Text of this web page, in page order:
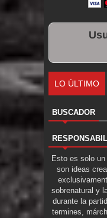
LO ÚLTIMO
BUSCADOR
Esto es solo
son ideas
sobrenatural y
durante la
termines,